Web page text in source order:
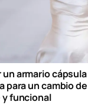
armario
para un cambio
funcional